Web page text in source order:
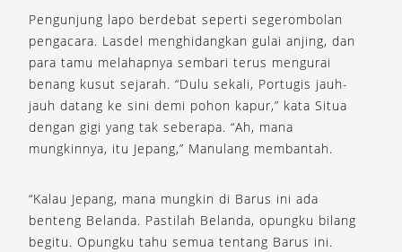
Pengunjung lapo berdebat seperti segerombolan
pengacara. Lasdel menghidangkan gulai anjing, dan
para tamu melahapnya sembari terus mengurai
benang kusut sejarah. “Dulu sekali, Portugis jauh-
jauh datang ke sini demi pohon kapur,” kata Situa
dengan gigi yang tak seberapa. “Ah, mana
mungkinnya, itu Jepang,” Manulang membantah.
“Kalau Jepang, mana mungkin di Barus ini ada
benteng Belanda. Pastilah Belanda, opungku bilang
begitu. Opungku tahu semua tentang Barus ini.